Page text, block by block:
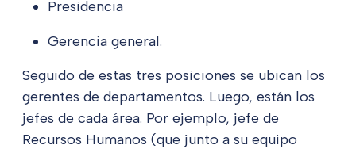
Presidencia
Gerencia general.
Seguido de estas tres posiciones se ubican los
gerentes de departamentos. Luego, están los
jefes de cada área. Por ejemplo, jefe de
Recursos Humanos (que junto a su equipo